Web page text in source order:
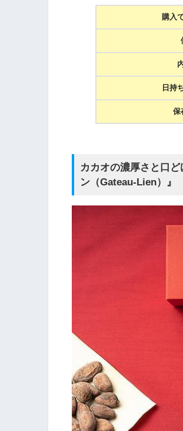
購入
日持
保
カカオの濃厚さと口
ン（Gateau-Lien）』